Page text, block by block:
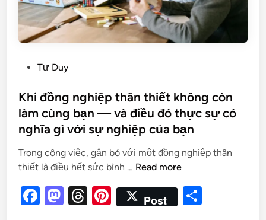
Tư Duy
Khi đồng nghiệp thân thiết không còn
làm cùng bạn — và điều đó thực sự có
nghĩa gì với sự nghiệp của bạn
Trong công việc, gắn bó với một đồng nghiệp thân
thiết là điều hết sức bình … Read more
F
M T
Pi
Post